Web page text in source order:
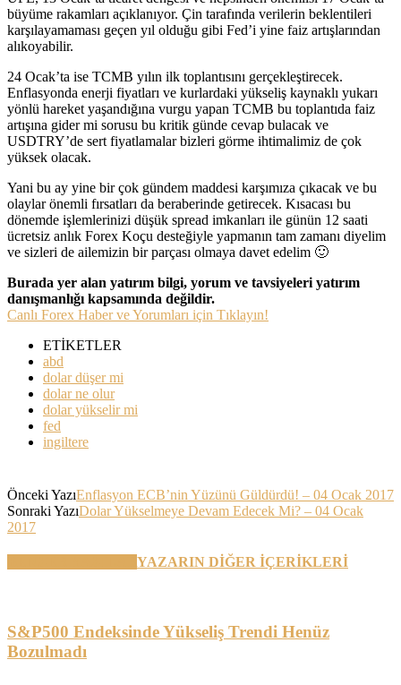
büyüme rakamları açıklanıyor. Çin tarafında verilerin beklentileri
karşılayamaması geçen yıl olduğu gibi Fed’i yine faiz artışlarından
alıkoyabilir.
24 Ocak’ta ise TCMB yılın ilk toplantısını gerçekleştirecek.
Enflasyonda enerji fiyatları ve kurlardaki yükseliş kaynaklı yukarı
yönlü hareket yaşandığına vurgu yapan TCMB bu toplantıda faiz
artışına gider mi sorusu bu kritik günde cevap bulacak ve
USDTRY’de sert fiyatlamalar bizleri görme ihtimalimiz de çok
yüksek olacak.
Yani bu ay yine bir çok gündem maddesi karşımıza çıkacak ve bu
olaylar önemli fırsatları da beraberinde getirecek. Kısacası bu
dönemde işlemlerinizi düşük spread imkanları ile günün 12 saati
ücretsiz anlık Forex Koçu desteğiyle yapmanın tam zamanı diyelim
ve sizleri de ailemizin bir parçası olmaya davet edelim 🙂
Burada yer alan yatırım bilgi, yorum ve tavsiyeleri yatırım
danışmanlığı kapsamında değildir.
Canlı Forex Haber ve Yorumları için Tıklayın!
ETİKETLER
abd
dolar düşer mi
dolar ne olur
dolar yükselir mi
fed
ingiltere
Önceki YazıEnflasyon ECB’nin Yüzünü Güldürdü! – 04 Ocak 2017
Sonraki YazıDolar Yükselmeye Devam Edecek Mi? – 04 Ocak
2017
YAZARIN DİĞER İÇERİKLERİ
S&P500 Endeksinde Yükseliş Trendi Henüz
Bozulmadı